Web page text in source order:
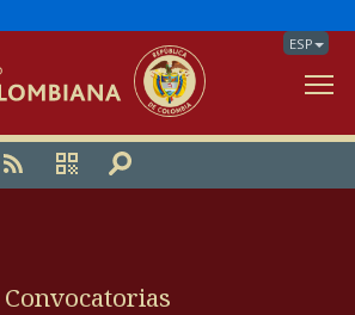
ESP
Convocatorias